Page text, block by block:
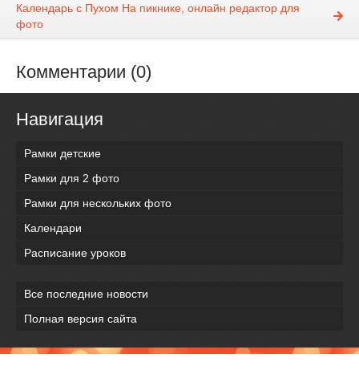
Календарь с Пухом На пикнике, онлайн редактор для
фото
Комментарии (0)
Навигация
Рамки детские
Рамки для 2 фото
Рамки для нескольких фото
Календари
Расписание уроков
Все последние новости
Полная версия сайта